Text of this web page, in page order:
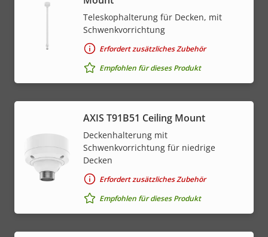
Teleskophalterung für Decken, mit
Schwenkvorrichtung
Erfordert zusätzliches Zubehör
Empfohlen für dieses Produkt
AXIS T91B51 Ceiling Mount
Deckenhalterung mit
Schwenkvorrichtung für niedrige
Decken
Erfordert zusätzliches Zubehör
Empfohlen für dieses Produkt